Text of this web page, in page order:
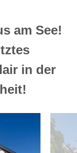
am See!
in der